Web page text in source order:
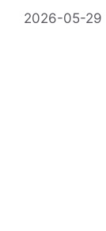
2026-05-29